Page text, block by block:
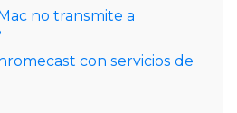
no transmite a
con servicios de